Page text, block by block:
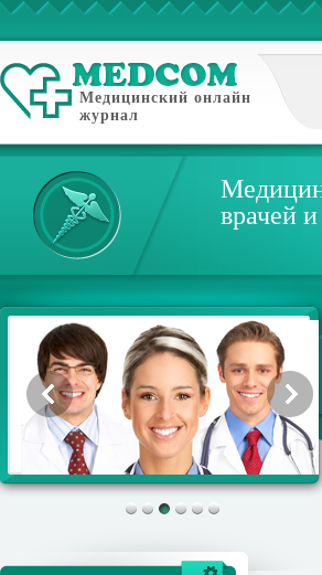
Медицинский онлайн
журнал
врачей